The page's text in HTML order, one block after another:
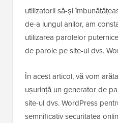
utilizatorii să-și
de-a lungul anilor, am
utilizarea parolelor
de parole pe site-ul dvs.
În acest articol, vă vom
ușurință un generator de
site-ul dvs. WordPress
semnificativ securitatea